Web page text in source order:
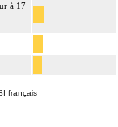
à 17
français